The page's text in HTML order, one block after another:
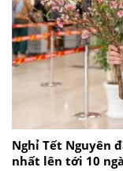
Nghỉ Tết Nguyên
nhất lên tới 10